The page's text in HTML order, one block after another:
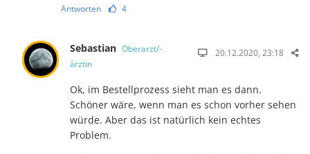
Antworten 4
Sebastian Oberarzt/-
ärztin
20.12.2020, 23:18
Ok, im Bestellprozess sieht man es dann.
Schöner wäre, wenn man es schon vorher sehen
würde. Aber das ist natürlich kein echtes
Problem.